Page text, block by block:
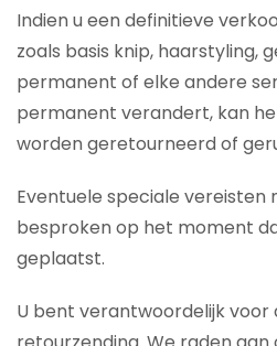
Indien u een definitieve
zoals basis knip, haarstyling,
permanent of elke andere
permanent verandert, kan
worden geretourneerd of
Eventuele speciale vereisten
besproken op het moment
geplaatst.
U bent verantwoordelijk voor